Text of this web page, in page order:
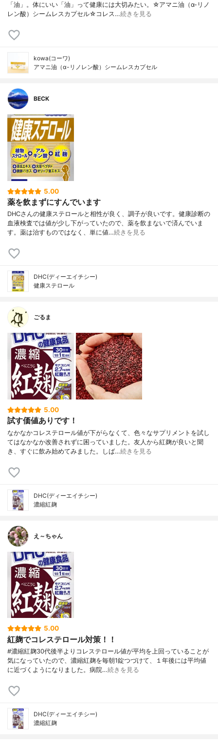
「油」。体にいい「油」って健康には大切みたい。☆アマニ油（α-リノ
レン酸）シームレスカプセル☆コレス…続きを見る
kowa(コーワ)
アマニ油（α-リノレン酸）シームレスカプセル
BECK
5.00
薬を飲まずにすんでいます
DHCさんの健康ステロールと相性が良く、調子が良いです。健康診断の
血液検査では値が少し下がっていたので、薬を飲まないで済んでいま
す。薬は治すものではなく、単に値…続きを見る
DHC(ディーエイチシー)
健康ステロール
ごるま
5.00
試す価値ありです！
なかなかコレステロール値が下がらなくて、色々なサプリメントを試し
てはなかなか改善されずに困っていました。友人から紅麹が良いと聞
き、すぐに飲み始めてみました。しば…続きを見る
DHC(ディーエイチシー)
濃縮紅麹
え～ちゃん
5.00
紅麹でコレステロール対策！！
#濃縮紅麹30代後半よりコレステロール値が平均を上回っていることが
気になっていたので、濃縮紅麹を毎朝1錠つづけて、１年後には平均値
に近づくようになりました。病院…続きを見る
DHC(ディーエイチシー)
濃縮紅麹